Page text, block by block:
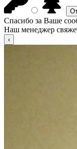
Спасибо за Ваше
Наш менеджер